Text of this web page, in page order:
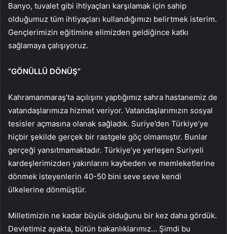
Banyo, tuvalet gibi ihtiyaçları karşılamak için sahip
olduğumuz tüm ihtiyaçları kullandığımızı belirtmek isterim.
Gençlerimizin eğitimine elimizden geldiğince katkı
sağlamaya çalışıyoruz.
“GÖNÜLLÜ DÖNÜŞ”
Kahramanmaraş’ta açılışını yaptığımız sahra hastanemiz de
vatandaşlarımıza hizmet veriyor. Vatandaşlarımızın sosyal
tesisler açmasına olanak sağladık. Suriye’den Türkiye’ye
hiçbir şekilde gerçek bir rastgele göç olmamıştır. Bunlar
gerçeği yansıtmamaktadır. Türkiye’ye yerleşen Suriyeli
kardeşlerimizden yakınlarını kaybeden ve memleketlerine
dönmek isteyenlerin 40-50 bini seve seve kendi
ülkelerine dönmüştür.
Milletimizin ne kadar büyük olduğunu bir kez daha gördük.
Devletimiz ayakta, bütün bakanlıklarımız… Şimdi bu